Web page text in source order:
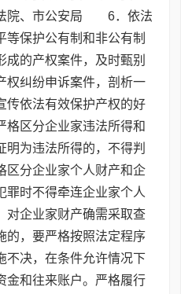
院、市公安局 6．依法
等保护公有制和非公有制
成的产权案件，及时甄别
权纠纷申诉案件，剖析一
传依法有效保护产权的好
格区分企业家违法所得和
明为违法所得的，不得判
区分企业家个人财产和企
罪时不得牵连企业家个人
对企业家财产确需采取查
的，要严格按照法定程序
不决，在条件允许情况下
金和往来账户。严格履行